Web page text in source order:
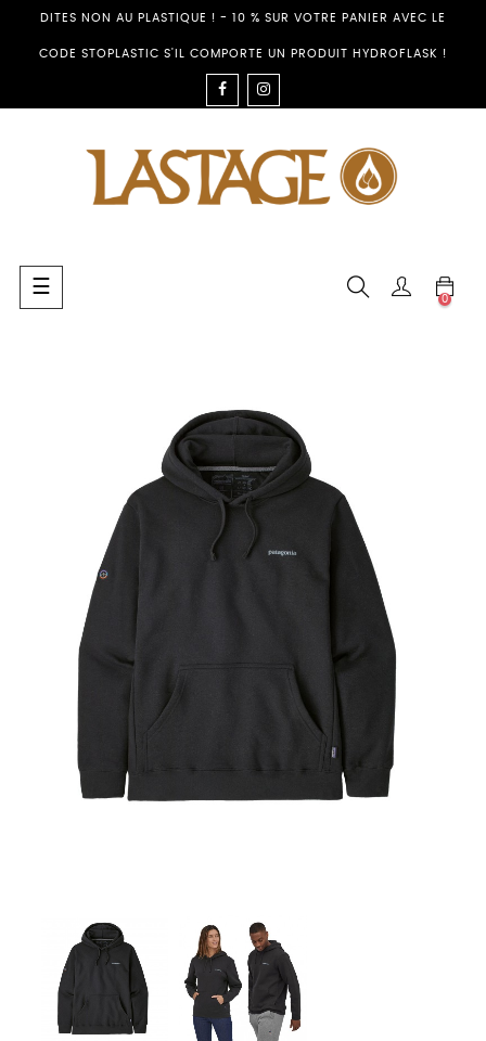
DITES NON AU PLASTIQUE ! - 10 % SUR VOTRE PANIER AVEC LE
CODE STOPLASTIC S'IL COMPORTE UN PRODUIT HYDROFLASK !
FACEBOOK
Toggle
navigation
☰
0